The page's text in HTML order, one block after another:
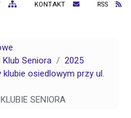
KONTAKT RSS
Seniora
2025
klubie osiedlowym przy ul.
SENIORA